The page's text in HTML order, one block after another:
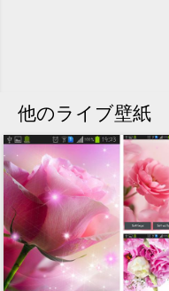
他のライブ壁紙